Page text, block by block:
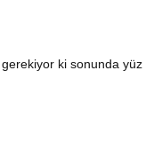
gerekiyor ki sonunda